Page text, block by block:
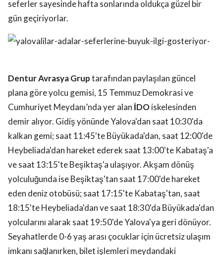
seferler sayesinde hafta sonlarında oldukça güzel bir
gün geçiriyorlar.
Dentur Avrasya Gruptarafından paylaşılan güncel
plana göre yolcu gemisi, 15 Temmuz Demokrasi ve
Cumhuriyet Meydanı’nda yer alan İDOiskelesinden
demir alıyor. Gidiş yönünde Yalova'dan saat 10:30'da
kalkan gemi; saat 11:45'te Büyükada'dan, saat 12:00'de
Heybeliada'dan hareket ederek saat 13:00'te Kabataş'a
ve saat 13:15'te Beşiktaş'a ulaşıyor. Akşam dönüş
yolculuğunda ise Beşiktaş'tan saat 17:00'de hareket
eden deniz otobüsü; saat 17:15'te Kabataş'tan, saat
18:15'te Heybeliada'dan ve saat 18:30'da Büyükada'dan
yolcularını alarak saat 19:50'de Yalova'ya geri dönüyor.
Seyahatlerde 0-6 yaş arası çocuklar için ücretsiz ulaşım
imkanı sağlanırken, bilet işlemleri meydandaki